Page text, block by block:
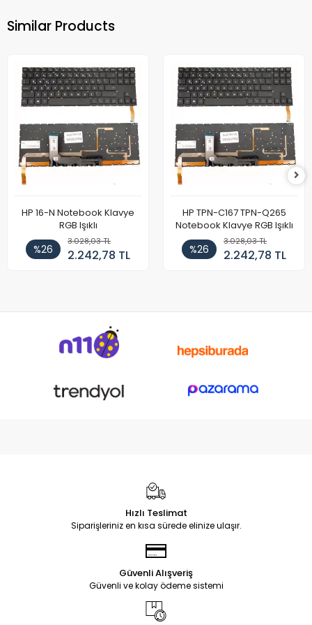
Similar Products
HP 16-N Notebook Klavye
RGB Işıklı
%26
3.028,03 TL
2.242,78 TL
HP TPN-C167 TPN-Q265
Notebook Klavye RGB Işıklı
%26
3.028,03 TL
2.242,78 TL
Hızlı Teslimat
Siparişleriniz en kısa sürede elinize ulaşır.
Güvenli Alışveriş
Güvenli ve kolay ödeme sistemi